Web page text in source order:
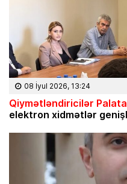
08 İyul 2026, 13:24
Qiymətləndiricilər
elektron xidmətlər